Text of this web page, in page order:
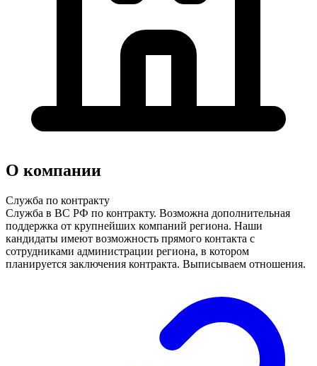
О компании
Служба по контракту
Служба в ВС РФ по контракту. Возможна дополнительная
поддержка от крупнейших компаний региона. Наши
кандидаты имеют возможность прямого контакта с
сотрудниками администрации региона, в котором
планируется заключения контракта. Выписываем отношения.